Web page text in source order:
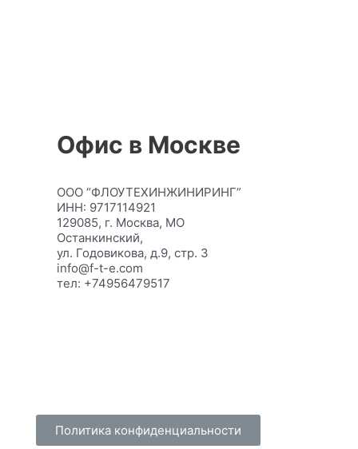
Офис в Москве
ООО “ФЛОУТЕХИНЖИНИРИНГ”
ИНН: 9717114921
129085, г. Москва, МО
Останкинский,
ул. Годовикова, д.9, стр. 3
info@f-t-e.com
тел: +74956479517
Политика конфиденциальности